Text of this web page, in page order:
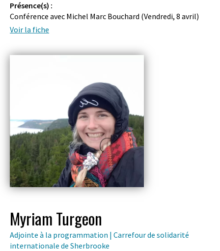
Présence(s) :
Conférence avec Michel Marc Bouchard (Vendredi, 8 avril)
Voir la fiche
Myriam Turgeon
Adjointe à la programmation | Carrefour de solidarité
internationale de Sherbrooke